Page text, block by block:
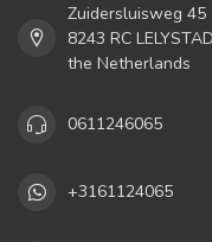
Zuidersluisweg 45
8243 RC LELYSTAD
the Netherlands
0611246065
+3161124065